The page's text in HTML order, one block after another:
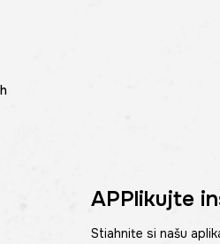
APPlikujte
Stiahnite si našu